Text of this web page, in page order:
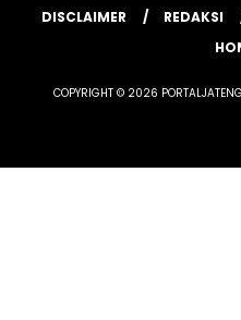
DISCLAIMER REDAKSI
COPYRIGHT © 2026